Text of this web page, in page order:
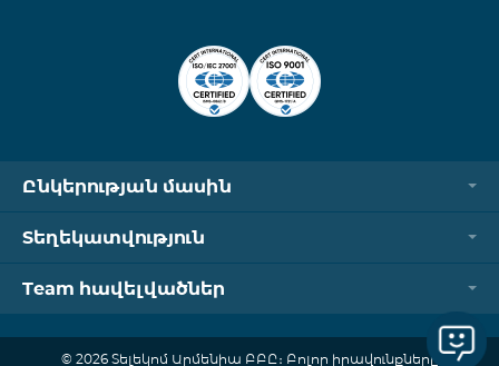
Ընկերության մասին
Տեղեկատվություն
Team հավելվածներ
© 2026 Տելեկոմ Արմենիա ԲԲԸ։ Բոլոր իրավունքները